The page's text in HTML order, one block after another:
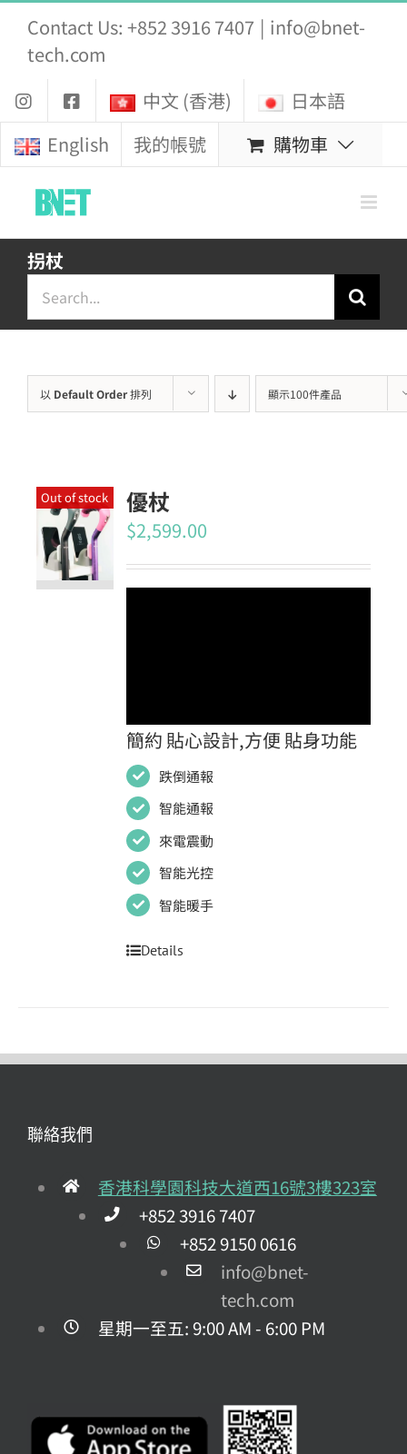
Skip
content
Contact Us: +852 3916 7407 | info@bnet-
tech.com
中文 (香港)
日本語
English
我的帳號 購物車
拐杖
Search
for:
以 Default Order排列 顯示100件產品
Out of stock 優杖
$2,599.00
簡約 貼心設計,方便 貼身功能
跌倒通報
智能通報
來電震動
智能光控
智能暖手
Details
聯絡我們
香港科學園科技大道西16號3樓323室
+852 3916 7407
+852 9150 0616
info@bnet-
tech.com
星期一至五: 9:00 AM - 6:00 PM